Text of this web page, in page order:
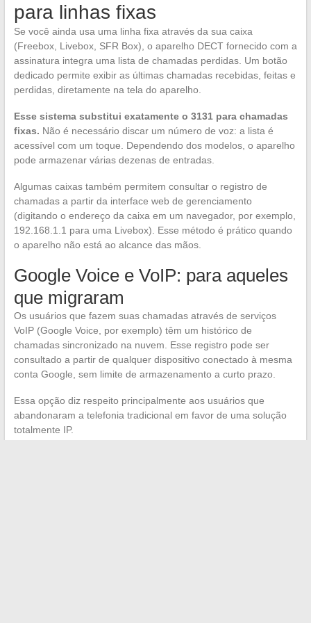
para linhas fixas
Se você ainda usa uma linha fixa através da sua caixa
(Freebox, Livebox, SFR Box), o aparelho DECT fornecido com a
assinatura integra uma lista de chamadas perdidas. Um botão
dedicado permite exibir as últimas chamadas recebidas, feitas e
perdidas, diretamente na tela do aparelho.
Esse sistema substitui exatamente o 3131 para chamadas
fixas. Não é necessário discar um número de voz: a lista é
acessível com um toque. Dependendo dos modelos, o aparelho
pode armazenar várias dezenas de entradas.
Algumas caixas também permitem consultar o registro de
chamadas a partir da interface web de gerenciamento
(digitando o endereço da caixa em um navegador, por exemplo,
192.168.1.1 para uma Livebox). Esse método é prático quando
o aparelho não está ao alcance das mãos.
Google Voice e VoIP: para aqueles
que migraram
Os usuários que fazem suas chamadas através de serviços
VoIP (Google Voice, por exemplo) têm um histórico de
chamadas sincronizado na nuvem. Esse registro pode ser
consultado a partir de qualquer dispositivo conectado à mesma
conta Google, sem limite de armazenamento a curto prazo.
Essa opção diz respeito principalmente aos usuários que
abandonaram a telefonia tradicional em favor de uma solução
totalmente IP.